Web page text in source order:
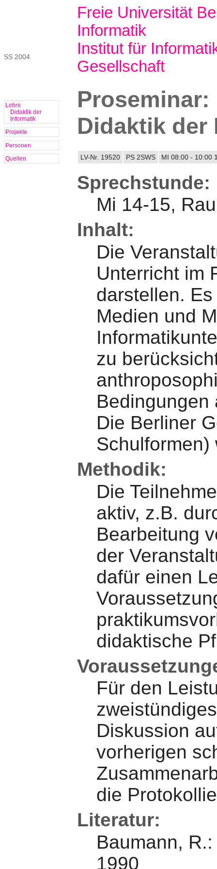
Freie Universität
Informatik
Institut für
Gesellschaft
Didaktik der
LV-Nr. 19520 PS 2SWS MI 08:00 - 10:00
SS 2004
Sprechstunde:
Mi 14-15,
Inhalt:
Die
Unterricht im
darstellen.
Medien und
zu
Bedingungen
Die Berliner
Methodik:
Die
aktiv, z.B.
Bearbeitung
der
dafür einen
didaktische
Für den
Diskussion
vorherigen
die
Literatur:
Baumann,
1990
Lehre
Didaktik der
Informatik
Projekte
Personen
Quellen